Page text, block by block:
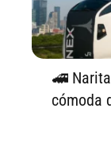
🚄
cómoda